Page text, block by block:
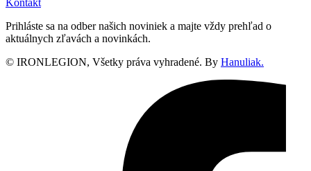
Kontakt
Prihláste sa na odber našich noviniek a majte vždy prehľad o
aktuálnych zľavách a novinkách.
© IRONLEGION, Všetky práva vyhradené. By Hanuliak.